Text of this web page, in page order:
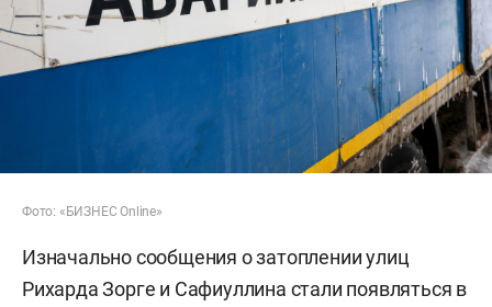
Фото: «БИЗНЕС Online»
Изначально сообщения о затоплении улиц
Рихарда Зорге и Сафиуллина стали появляться в